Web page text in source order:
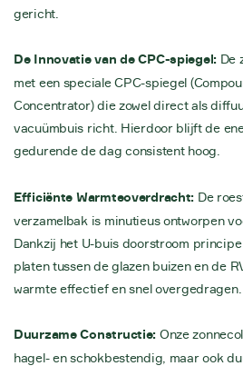
gericht.
De Innovatie van de CPC-spiegel: De
met een speciale CPC-spiegel
Concentrator) die zowel direct als
vacuümbuis richt. Hierdoor blijft de
gedurende de dag consistent hoog.
Efficiënte Warmteoverdracht: De
verzamelbak is minutieus ontworpen
Dankzij het U-buis doorstroom
platen tussen de glazen buizen en de
warmte effectief en snel overgedragen.
Duurzame Constructie: Onze
hagel- en schokbestendig, maar ook